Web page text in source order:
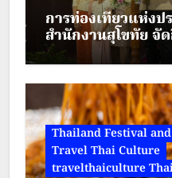
การท่องเที่ยวแห่ง
สำนักงานสุโขทัย จัดกิจกรรม “Feel all
the feelings @
ตลาดย้อนยุคนครชุม
Thailand Festival
Travel Thai Culture
travelthaiculture